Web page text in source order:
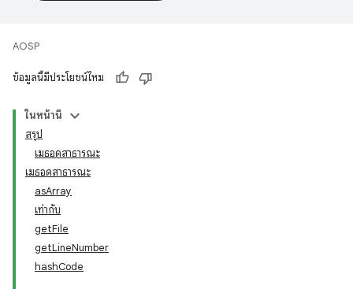
AOSP
ข้อมูลนี้มีประโยชน์ไหม
ในหน้านี้
สรุป
เมธอดสาธารณะ
เมธอดสาธารณะ
asArray
เท่ากับ
getFile
getLineNumber
hashCode